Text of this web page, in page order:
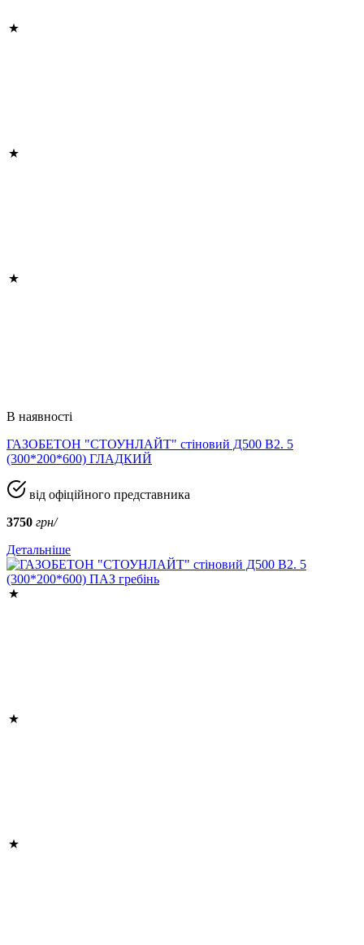
В наявності
ГАЗОБЕТОН "СТОУНЛАЙТ" стіновий Д500 В2. 5
(300*200*600) ГЛАДКИЙ
від офіційного представника
3750 грн/
Детальніше